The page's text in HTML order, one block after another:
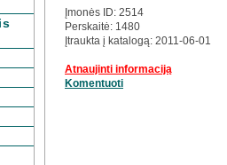
Įmonės ID: 2514
Perskaitė: 1480
Įtraukta į katalogą: 2011-06-01
Atnaujinti informaciją
Komentuoti